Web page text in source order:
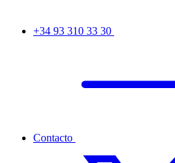
+34 93 310 33 30
Contacto